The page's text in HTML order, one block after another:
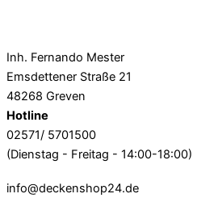
Inh. Fernando Mester
Emsdettener Straße 21
48268 Greven
Hotline
02571/ 5701500
(Dienstag - Freitag - 14:00-18:00)
info@deckenshop24.de